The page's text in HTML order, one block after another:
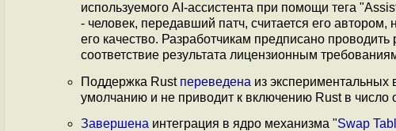
используемого AI-ассистента при помощи тега
- человек, передавший патч, считается его автором,
его качество. Разработчикам предписано
соответствие результата лицензионным
Поддержка Rust переведена из экспериментальных
умолчанию и не приводит к включению Rust в число
Завершена интеграция в ядро механизма "Swap